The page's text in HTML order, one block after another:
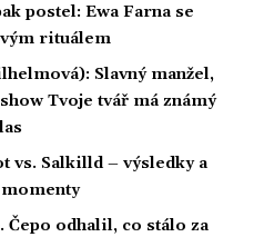
postel: Ewa Farna se
rituálem
Slavný manžel,
Tvoje tvář má známý
vs. Salkilld – výsledky a
Čepo odhalil, co stálo za